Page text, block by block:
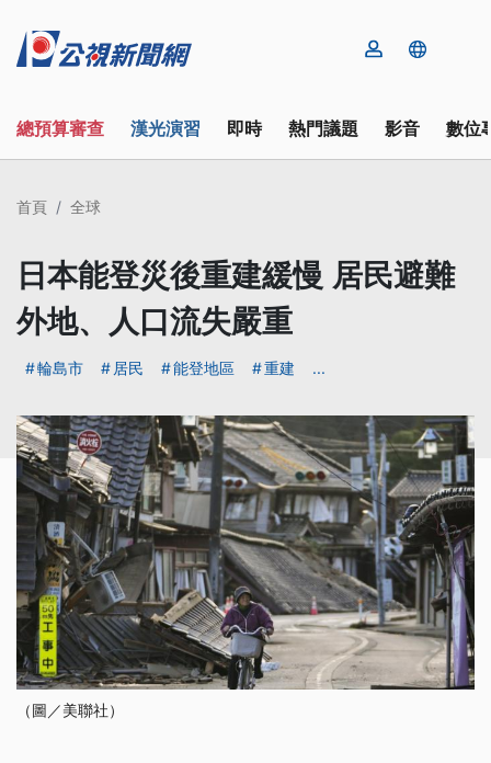
總預算審查 漢光演習 即時 熱門議題 影音 數位
首頁 全球
日本能登災後重建緩慢 居民避難
外地、人口流失嚴重
輪島市 居民 能登地區 重建 ...
（圖／美聯社）